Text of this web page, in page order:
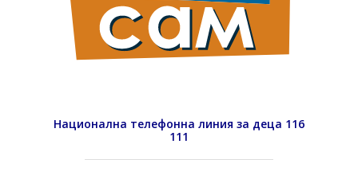
Национална телефонна линия за деца 116
111